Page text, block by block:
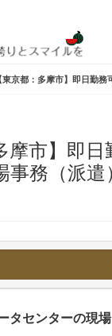
【東京都：多摩市】即日勤
摩市】即
務（派遣）
タセンターの現